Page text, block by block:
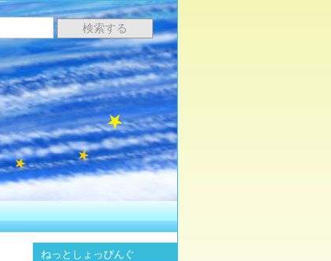
ねっとしょっぴんぐ